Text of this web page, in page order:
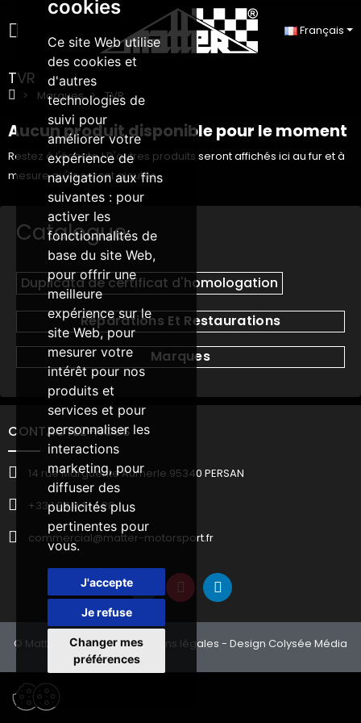
cookies
Ce site Web utilise
des cookies et
d'autres
technologies de
suivi pour
améliorer votre
expérience de
navigation aux fins
suivantes : pour
activer les
fonctionnalités de
base du site Web,
pour offrir une
meilleure
expérience sur le
site Web,pour
mesurer votre
intérêt pour nos
produits et
services et pour
personnaliser les
interactions
marketing,pour
diffuser des
publicités plus
pertinentes pour
vous.
J'accepte
Je refuse
Changer mes
préférences
Français
TVR
Marques TVR
Catalogue
Duplicata de certificat d'homologation
Réparations Et Restaurations
Marques
Aucun produit disponible pour le moment
Restez à l'écoute ! D'autres produits seront affichés ici au fur et à
mesure qu'ils seront ajoutés.
CONTACTEZ-NOUS
14 rue Marguerite Aumerle 95340 PERSAN
+33 1 34 04 14 28
commercial@matter-motorsport.fr
© Matter Motorsport -Mentions légales - Design Colysée Média